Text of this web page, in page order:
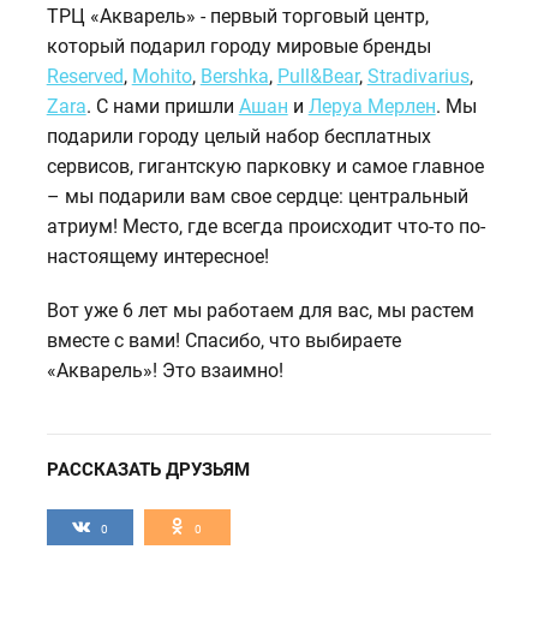
ТРЦ «Акварель» - первый торговый центр,
который подарил городу мировые бренды
Reserved, Mohito, Bershka, Pull&Bear, Stradivarius,
Zara. С нами пришли Ашан и Леруа Мерлен. Мы
подарили городу целый набор бесплатных
сервисов, гигантскую парковку и самое главное
– мы подарили вам свое сердце: центральный
атриум! Место, где всегда происходит что-то по-
настоящему интересное!
Вот уже 6 лет мы работаем для вас, мы растем
вместе с вами! Спасибо, что выбираете
«Акварель»! Это взаимно!
РАССКАЗАТЬ ДРУЗЬЯМ
0 0